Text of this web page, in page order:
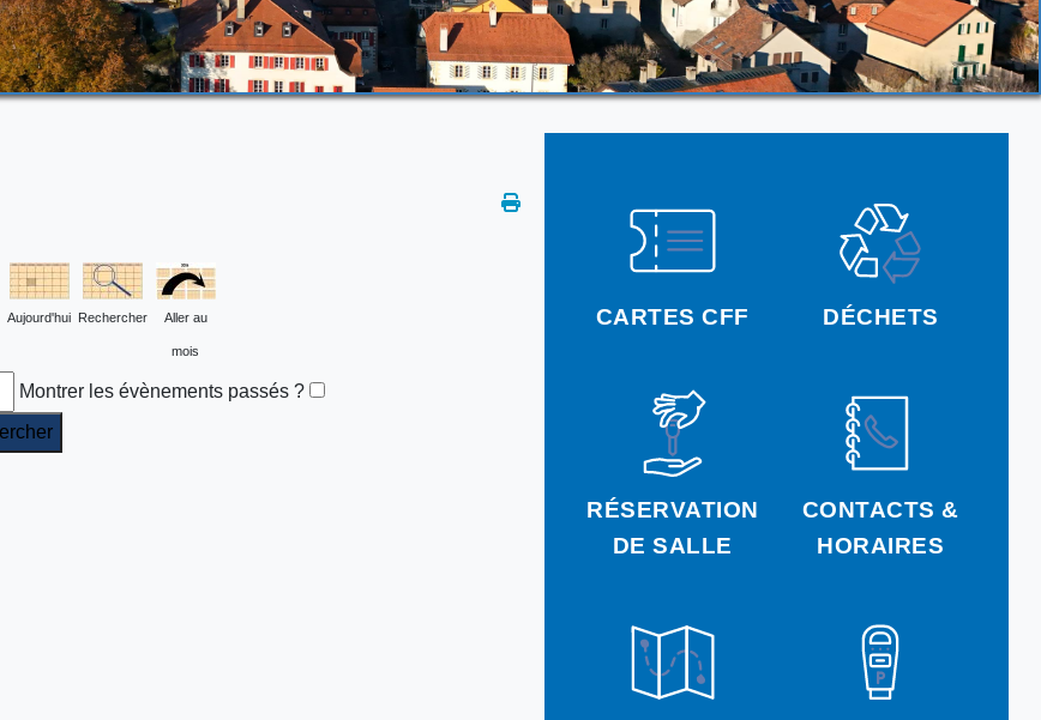
CARTES CFF DÉCHETS
RÉSERVATION
DE SALLE
CONTACTS &
HORAIRES
Aujourd'hui Rechercher Aller au
mois
Montrer les évènements passés ?